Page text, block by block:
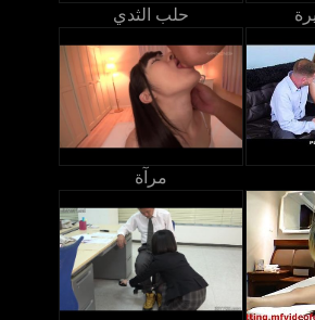
حلب الثدي
مرآة